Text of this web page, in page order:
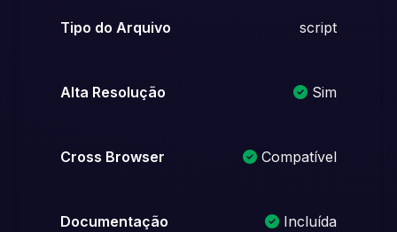
Tipo do Arquivo script
Alta Resolução Sim
Cross Browser Compatível
Documentação Incluída